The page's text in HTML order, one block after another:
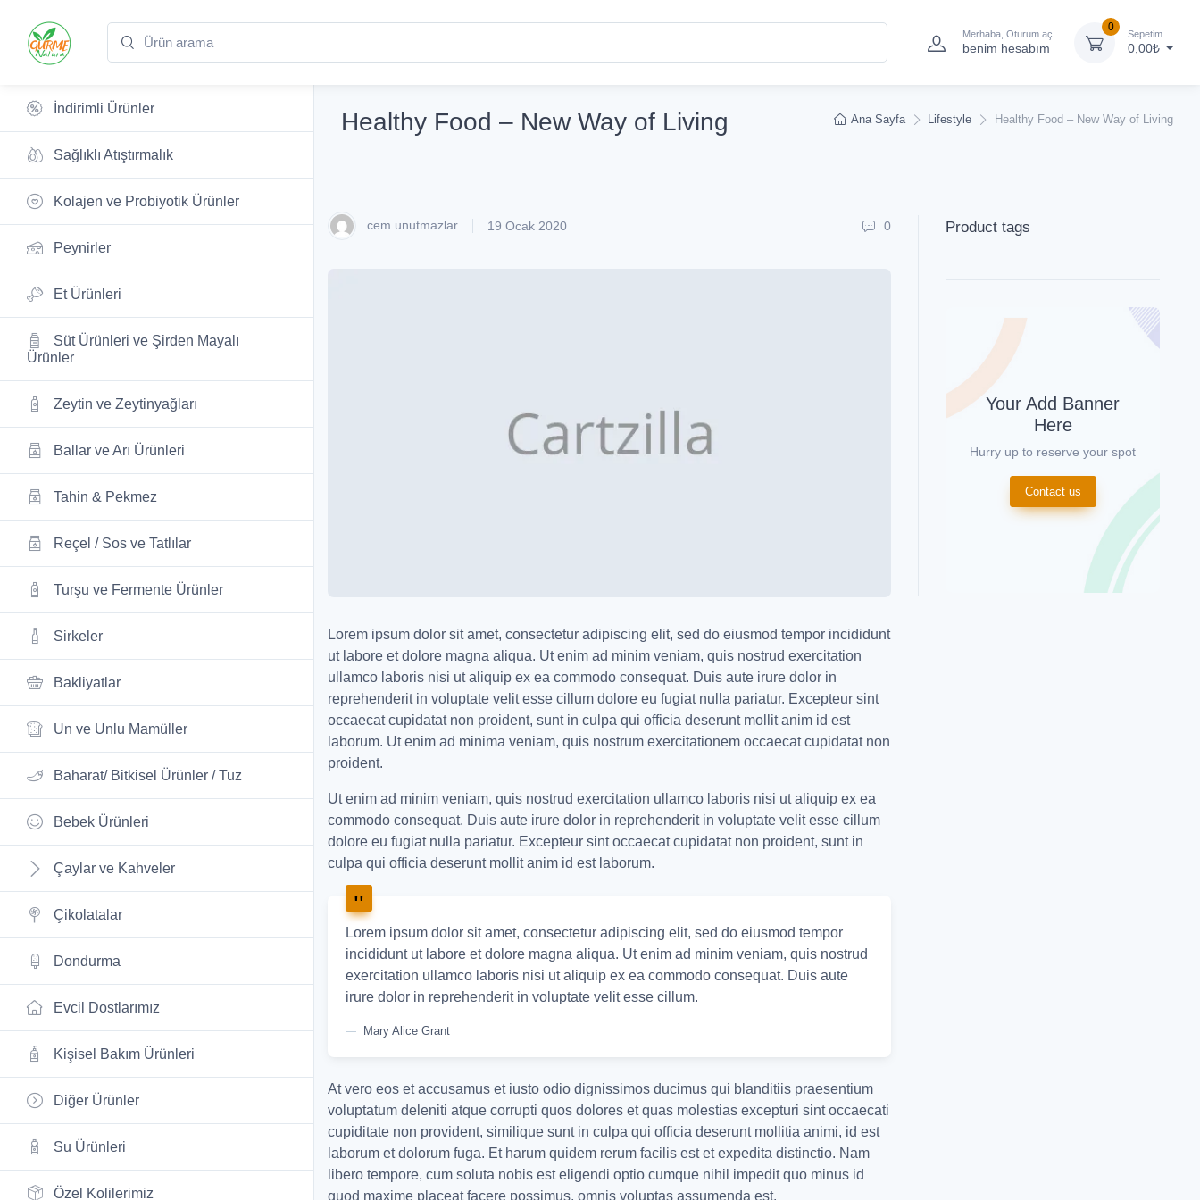
Merhaba, Oturum aç
benim hesabım
0
Sepetim
0,00₺
İndirimli Ürünler
Sağlıklı Atıştırmalık
Kolajen ve Probiyotik Ürünler
Peynirler
Et Ürünleri
Süt Ürünleri ve Şirden Mayalı
Ürünler
Zeytin ve Zeytinyağları
Ballar ve Arı Ürünleri
Tahin & Pekmez
Reçel / Sos ve Tatlılar
Turşu ve Fermente Ürünler
Sirkeler
Bakliyatlar
Un ve Unlu Mamüller
Baharat/ Bitkisel Ürünler / Tuz
Bebek Ürünleri
Çaylar ve Kahveler
Çikolatalar
Dondurma
Evcil Dostlarımız
Kişisel Bakım Ürünleri
Diğer Ürünler
Su Ürünleri
Özel Kolilerimiz
Ana Sayfa Lifestyle Healthy Food – New Way of Living
Healthy Food – New Way of Living
cem unutmazlar 19 Ocak 2020 0
Lorem ipsum dolor sit amet, consectetur adipiscing elit, sed do eiusmod tempor incididunt
ut labore et dolore magna aliqua. Ut enim ad minim veniam, quis nostrud exercitation
ullamco laboris nisi ut aliquip ex ea commodo consequat. Duis aute irure dolor in
reprehenderit in voluptate velit esse cillum dolore eu fugiat nulla pariatur. Excepteur sint
occaecat cupidatat non proident, sunt in culpa qui officia deserunt mollit anim id est
laborum. Ut enim ad minima veniam, quis nostrum exercitationem occaecat cupidatat non
proident.
Ut enim ad minim veniam, quis nostrud exercitation ullamco laboris nisi ut aliquip ex ea
commodo consequat. Duis aute irure dolor in reprehenderit in voluptate velit esse cillum
dolore eu fugiat nulla pariatur. Excepteur sint occaecat cupidatat non proident, sunt in
culpa qui officia deserunt mollit anim id est laborum.
Lorem ipsum dolor sit amet, consectetur adipiscing elit, sed do eiusmod tempor
incididunt ut labore et dolore magna aliqua. Ut enim ad minim veniam, quis nostrud
exercitation ullamco laboris nisi ut aliquip ex ea commodo consequat. Duis aute
irure dolor in reprehenderit in voluptate velit esse cillum.
Mary Alice Grant
At vero eos et accusamus et iusto odio dignissimos ducimus qui blanditiis praesentium
voluptatum deleniti atque corrupti quos dolores et quas molestias excepturi sint occaecati
cupiditate non provident, similique sunt in culpa qui officia deserunt mollitia animi, id est
laborum et dolorum fuga. Et harum quidem rerum facilis est et expedita distinctio. Nam
libero tempore, cum soluta nobis est eligendi optio cumque nihil impedit quo minus id
quod maxime placeat facere possimus, omnis voluptas assumenda est.
Product tags
Your Add Banner
Here
Hurry up to reserve your spot
Contact us